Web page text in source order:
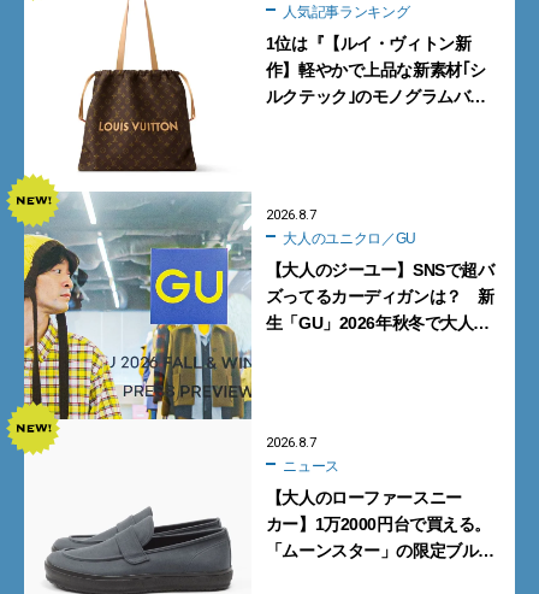
人気記事ランキング
1位は『【ルイ・ヴィトン新
作】軽やかで上品な新素材｢シ
ルクテック｣のモノグラムバッ
2026.8.7
大人のユニクロ／GU
【大人のジーユー】SNSで超バ
ズってるカーディガンは？ 新
生「GU」2026年秋冬で大人メ
2026.8.7
ニュース
【大人のローファースニー
カー】1万2000円台で買える。
「ムーンスター」の限定ブルー